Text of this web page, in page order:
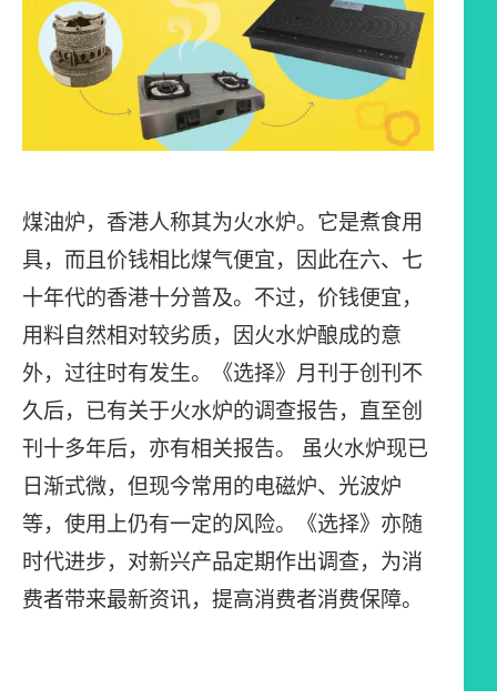
煤油炉，香港人称其为火水炉。它是煮食用
具，而且价钱相比煤气便宜，因此在六、七
十年代的香港十分普及。不过，价钱便宜，
用料自然相对较劣质，因火水炉酿成的意
外，过往时有发生。《选择》月刊于创刊不
久后，已有关于火水炉的调查报告，直至创
刊十多年后，亦有相关报告。 虽火水炉现已
日渐式微，但现今常用的电磁炉、光波炉
等，使用上仍有一定的风险。《选择》亦随
时代进步，对新兴产品定期作出调查，为消
费者带来最新资讯，提高消费者消费保障。